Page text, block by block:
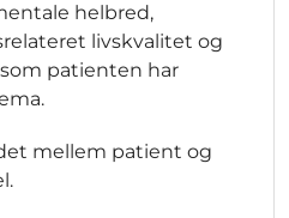
helbred,
livskvalitet og
patienten har
mellem patient og